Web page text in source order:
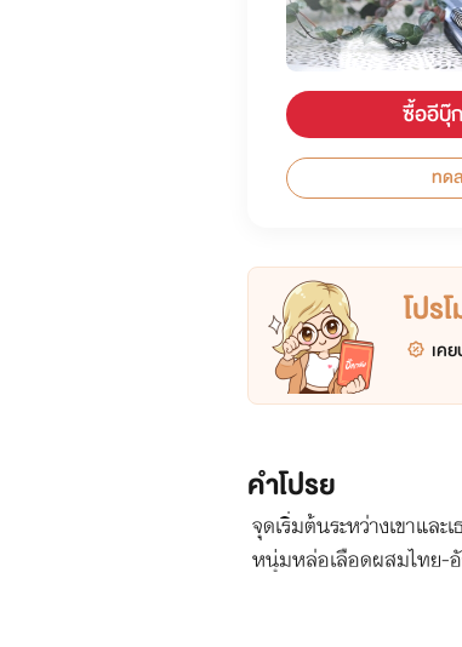
ซื้ออีบุ๊
ทด
โปร
เค
คำโปรย
จุดเริ่มต้นระหว่างเขาแ
หนุ่มหล่อเลือดผสมไทย-อั
คิดถึงมากับแสงตะวัน...
ราวของคุณจากสมุดเล่ม